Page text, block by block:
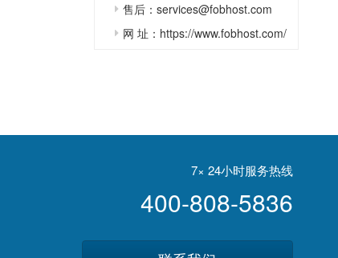
售后：services@fobhost.com
网 址：https://www.fobhost.com/
7× 24小时服务热线
400-808-5836